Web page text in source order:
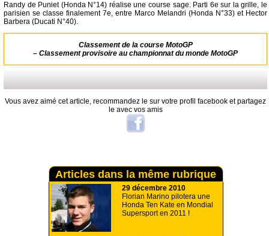
Randy de Puniet (Honda N°14) réalise une course sage. Parti 6e sur la grille, le
parisien se classe finalement 7e, entre Marco Melandri (Honda N°33) et Hector
Barbera (Ducati N°40).
Classement de la course MotoGP
– Classement provisoire au championnat du monde MotoGP
Vous avez aimé cet article, recommandez le sur votre profil facebook et partagez
le avec vos amis
Articles dans la même rubrique
29 décembre 2010
Florian Marino pilotera une
Honda Ten Kate en Mondial
Supersport en 2011 !